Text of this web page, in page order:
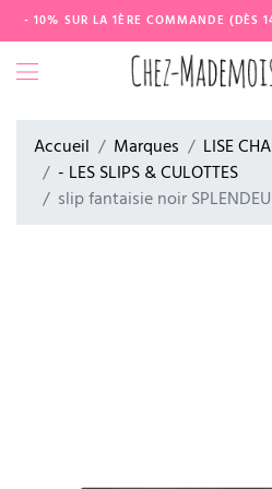
- 10% SUR LA 1ÈRE COMMANDE (DÈS
Accueil Marques
LISE
- LES SLIPS & CULOTTES
slip fantaisie noir